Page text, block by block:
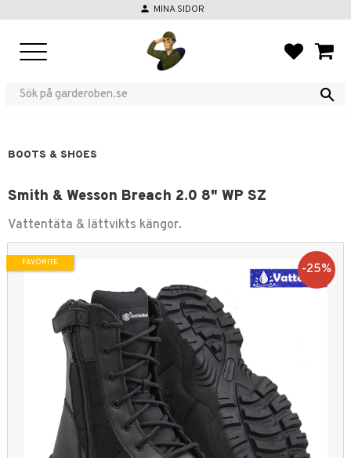
person MINA SIDOR
BOOTS & SHOES
Smith & Wesson Breach 2.0 8" WP SZ
Vattentäta & lättvikts kängor.
25%
FAVORITE